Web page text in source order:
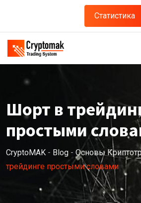
content
Статистика
Шорт в
простыми
CryptoMAK - Blog - Основы
трейдинге простыми словами